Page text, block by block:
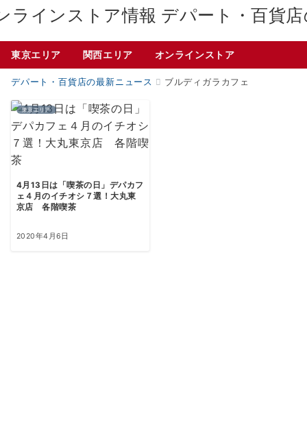
デパート・百貨
東京エリア 関西エリア オンラインストア
デパート・百貨店の最新ニュース ブルディガラカフェ
東京エリア
4月13日は「喫茶の日」デパカフ
ェ４月のイチオシ７選！大丸東
京店 各階喫茶
2020年4月6日